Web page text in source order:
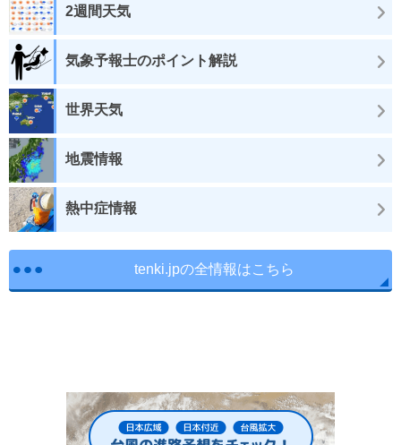
2週間天気
気象予報士のポイント解説
世界天気
地震情報
熱中症情報
tenki.jpの全情報はこちら